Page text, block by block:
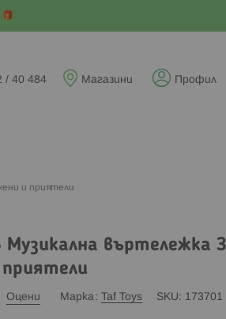
Профил
Магазини
/ 40 484
и приятели
Музикална въртележка
Оцени Марка Taf Toys SKU 173701